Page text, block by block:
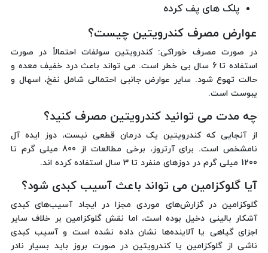
پلک های پف کرده
عوارض مصرف کندرویتین چیست؟
در صورت مصرف خوراکی: کندرویتین سولفات احتمالاً در صورت
استفاده تا 6 سال بی خطر است. می تواند باعث درد خفیف معده و
حالت تهوع شود. سایر عوارض جانبی احتمالی شامل نفخ، اسهال و
یبوست است.
چه مدت می توانید کندرویتین مصرف کنید؟
از آنجایی که کندرویتین یک درمان قطعی نیست، دوز ایده آل
نامشخص است. برای آرتروز، برخی مطالعات از 800 میلی گرم تا
1200 میلی گرم در دوزهای منفرد تا 3 سال استفاده کرده اند.
آیا گلوکزامین می تواند باعث آسیب کبدی شود؟
گلوکزامین در گزارش‌های موردی مجزا در ایجاد آسیب‌های کبدی
آشکار بالینی دخیل بوده است، اما نقش گلوکزامین بر خلاف سایر
اجزای گیاهی یا آلاینده‌ها نشان داده نشده است و آسیب کبدی
ناشی از گلوکزامین یا کندرویتین در صورت بروز باید بسیار نادر